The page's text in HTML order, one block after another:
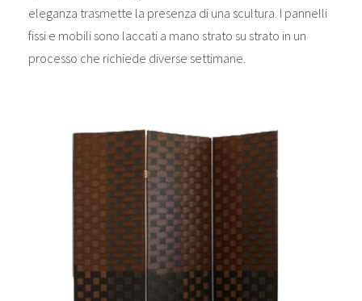
eleganza trasmette la presenza di una scultura. I pannelli
fissi e mobili sono laccati a mano strato su strato in un
processo che richiede diverse settimane.